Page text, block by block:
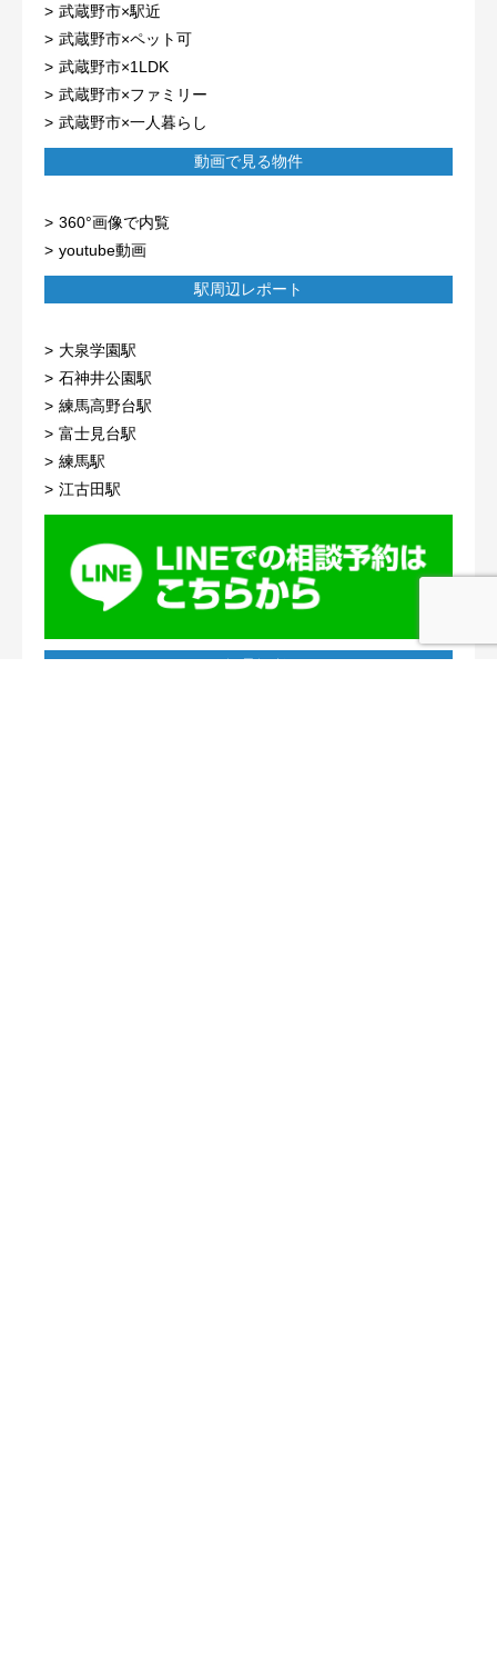
武蔵野市×駅近
武蔵野市×ペット可
武蔵野市×1LDK
武蔵野市×ファミリー
武蔵野市×一人暮らし
動画で見る物件
360°画像で内覧
youtube動画
駅周辺レポート
大泉学園駅
石神井公園駅
練馬高野台駅
富士見台駅
練馬駅
江古田駅
コンテンツ